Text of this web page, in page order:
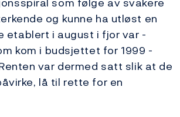
og kunne ha utløst en
etablert i august i fjor var -
kom i budsjettet for 1999 -
var dermed satt slik at de
lå til rette for en